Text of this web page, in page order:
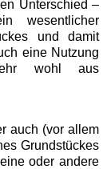
Unterschied –
wesentlicher
und damit
eine Nutzung
wohl aus
auch (vor allem
Grundstückes
oder andere